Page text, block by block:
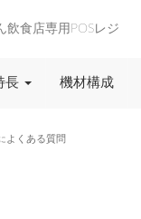
飲食店専用POSレジ
長 機材構成
よくある質問